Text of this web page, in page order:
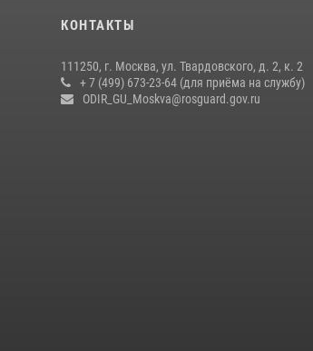
КОНТАКТЫ
111250, г. Москва, ул. Твардовского, д. 2, к. 2
+ 7 (499) 673-23-64 (для приёма на службу)
ODIR_GU_Moskva@rosguard.gov.ru